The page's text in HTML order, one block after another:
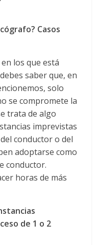
Casos
los que está
saber que, en
solo
se compromete la
trata de algo
imprevistas
conductor o del
adoptarse como
conductor.
horas de más
de 1 o 2